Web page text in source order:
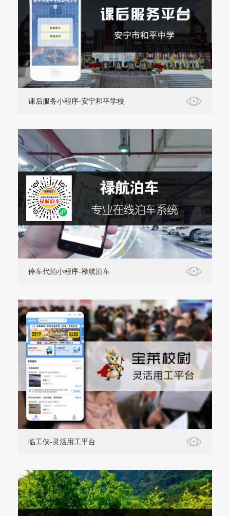
课后服务小程序-安宁和平学校
停车代泊小程序-禄航泊车
临工侠-灵活用工平台